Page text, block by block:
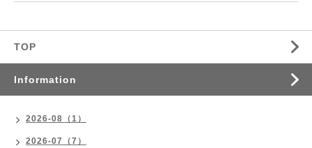
TOP
Information
2026-08（1）
2026-07（7）